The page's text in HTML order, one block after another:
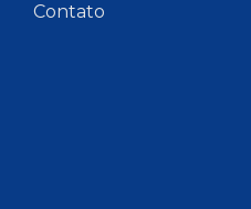
Contato